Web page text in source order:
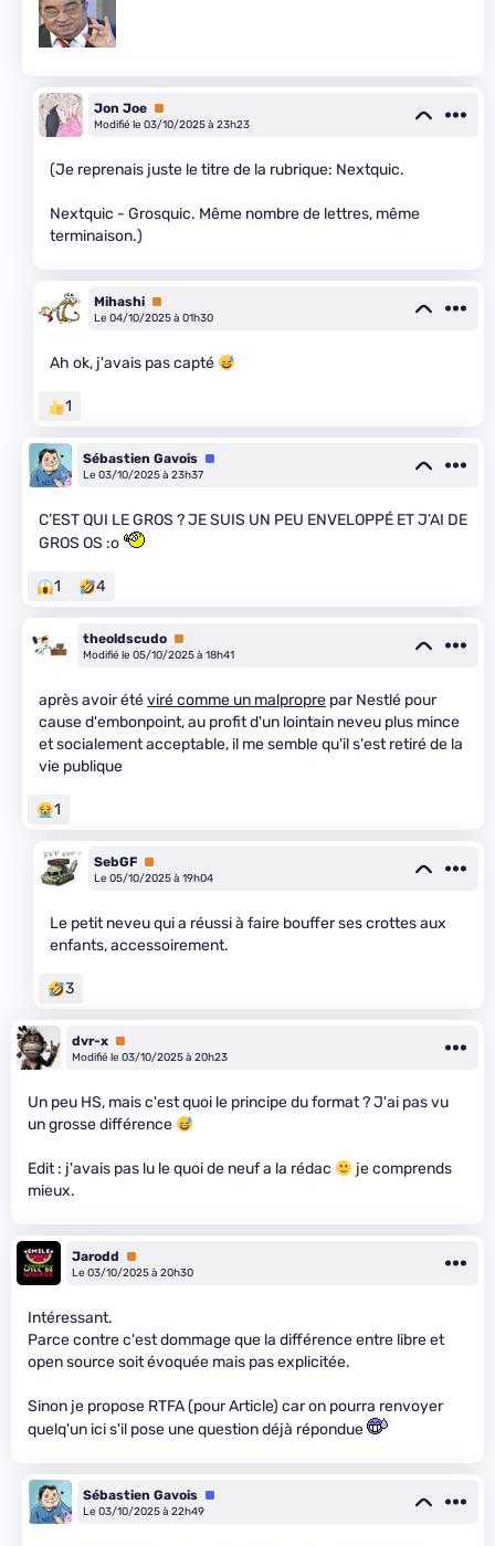
Jon Joe Premium
Modifié le 03/10/2025 à 23h23
(Je reprenais juste le titre de la rubrique: Nextquic.
Nextquic - Grosquic. Même nombre de lettres, même
terminaison.)
Mihashi Premium
Le 04/10/2025 à 01h30
Ah ok, j'avais pas capté
1
Sébastien Gavois Équipe
Le 03/10/2025 à 23h37
C’EST QUI LE GROS ? JE SUIS UN PEU ENVELOPPÉ ET J’AI DE
GROS OS :o
1 4
theoldscudo Premium
Modifié le 05/10/2025 à 18h41
après avoir étéviré comme un malpropre par Nestlé pour
cause d'embonpoint, au profit d'un lointain neveu plus mince
et socialement acceptable, il me semble qu'il s'est retiré de la
vie publique
1
SebGF Premium
Le 05/10/2025 à 19h04
Le petit neveu qui a réussi à faire bouffer ses crottes aux
enfants, accessoirement.
3
dvr-x Premium
Modifié le 03/10/2025 à 20h23
Un peu HS, mais c'est quoi le principe du format ? J'ai pas vu
un grosse différence
Edit : j'avais pas lu le quoi de neuf a la rédac
je comprends
mieux.
Jarodd
Premium
Le 03/10/2025 à 20h30
Intéressant.
Parce contre c'est dommage que la différence entre libre et
open source soit évoquée mais pas explicitée.
Sinon je propose RTFA (pour Article) car on pourra renvoyer
quelq'un ici s'il pose une question déjà répondue
Sébastien Gavois Équipe
Le 03/10/2025 à 22h49